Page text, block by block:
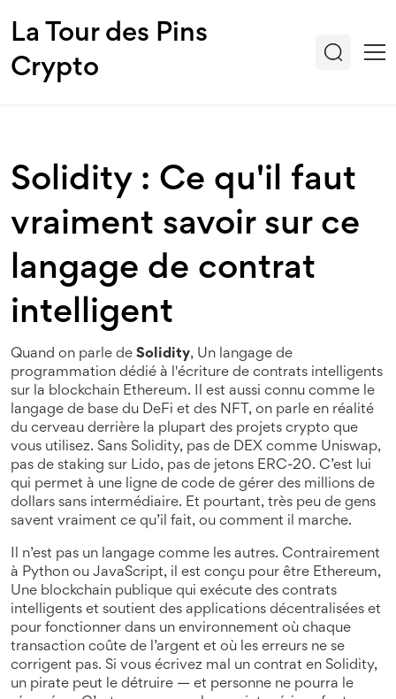
La Tour des Pins
Crypto
Solidity : Ce qu'il faut
vraiment savoir sur ce
langage de contrat
intelligent
Quand on parle de Solidity, Un langage de
programmation dédié à l'écriture de contrats intelligents
sur la blockchain Ethereum. Il est aussi connu comme le
langage de base du DeFi et des NFT , on parle en réalité
du cerveau derrière la plupart des projets crypto que
vous utilisez. Sans Solidity, pas de DEX comme Uniswap,
pas de staking sur Lido, pas de jetons ERC-20. C’est lui
qui permet à une ligne de code de gérer des millions de
dollars sans intermédiaire. Et pourtant, très peu de gens
savent vraiment ce qu’il fait, ou comment il marche.
Il n’est pas un langage comme les autres. Contrairement
à Python ou JavaScript, il est conçu pour être Ethereum,
Une blockchain publique qui exécute des contrats
intelligents et soutient des applications décentralisées et
pour fonctionner dans un environnement où chaque
transaction coûte de l’argent et où les erreurs ne se
corrigent pas. Si vous écrivez mal un contrat en Solidity,
un pirate peut le détruire — et personne ne pourra le